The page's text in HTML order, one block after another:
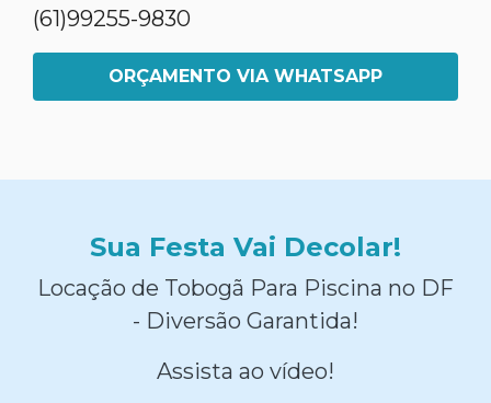
(61)99255-9830
ORÇAMENTO VIA WHATSAPP
Sua Festa Vai Decolar!
Locação de Tobogã Para Piscina no DF
- Diversão Garantida!
Assista ao vídeo!